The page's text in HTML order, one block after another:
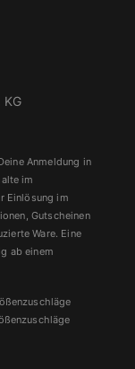
KG
Anmeldung in
im
Einlösung im
Gutscheinen
Ware. Eine
ab einem